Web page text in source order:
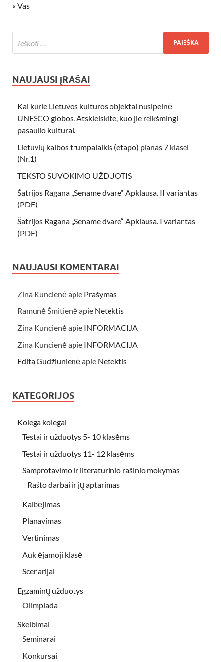
« Vas
NAUJAUSI ĮRAŠAI
Kai kurie Lietuvos kultūros objektai nusipelnė
UNESCO globos. Atskleiskite, kuo jie reikšmingi
pasaulio kultūrai.
Lietuvių kalbos trumpalaikis (etapo) planas 7 klasei
(Nr.1)
TEKSTO SUVOKIMO UŽDUOTIS
Šatrijos Ragana „Sename dvare“ Apklausa. II variantas
(PDF)
Šatrijos Ragana „Sename dvare“ Apklausa. I variantas
(PDF)
NAUJAUSI KOMENTARAI
Zina Kuncienėapie Prašymas
Ramunė Šmitienėapie Netektis
Zina Kuncienėapie INFORMACIJA
Zina Kuncienėapie INFORMACIJA
Edita Gudžiūnienėapie Netektis
KATEGORIJOS
Kolega kolegai
Testai ir užduotys 5- 10 klasėms
Testai ir užduotys 11- 12 klasėms
Samprotavimo ir literatūrinio rašinio mokymas
Rašto darbai ir jų aptarimas
Kalbėjimas
Planavimas
Vertinimas
Auklėjamoji klasė
Scenarijai
Egzaminų užduotys
Olimpiada
Skelbimai
Seminarai
Konkursai